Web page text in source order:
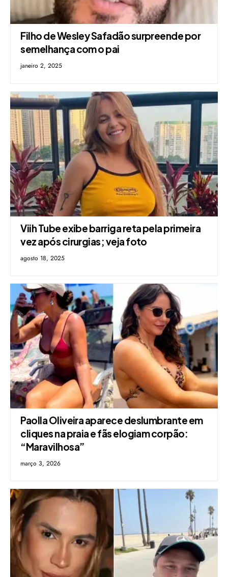
Filho de Wesley Safadão surpreende por
semelhança com o pai
janeiro 2, 2025
Viih Tube exibe barriga reta pela primeira
vez após cirurgias; veja foto
agosto 18, 2025
Paolla Oliveira aparece deslumbrante em
cliques na praia e fãs elogiam corpão:
“Maravilhosa”
março 3, 2026